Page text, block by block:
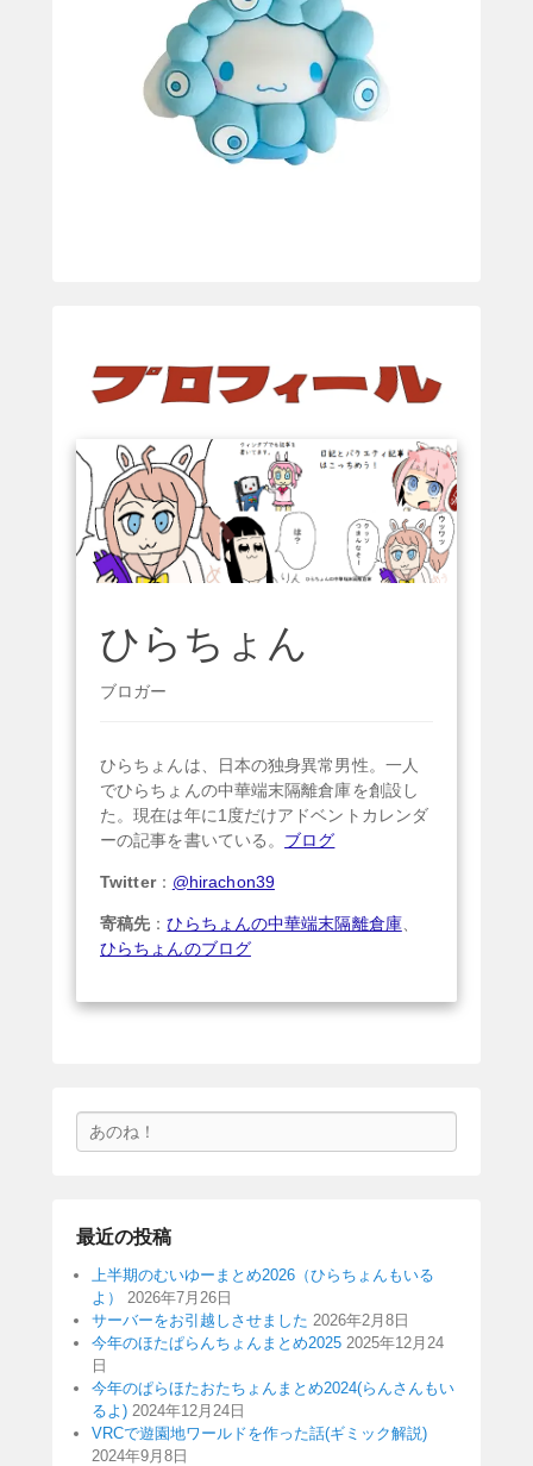
ひらちょん
ブロガー
ひらちょんは、日本の独身異常男性。一人
でひらちょんの中華端末隔離倉庫を創設し
た。現在は年に1度だけアドベントカレンダ
ーの記事を書いている。 ブログ
Twitter： @hirachon39
寄稿先 ：ひらちょんの中華端末隔離倉庫、
ひらちょんのブログ
索
最近の投稿
上半期のむいゆーまとめ2026（ひらちょんもいる
よ）
2026年7月26日
サーバーをお引越しさせました 2026年2月8日
今年のほたぱらんちょんまとめ2025 2025年12月24
日
今年のぱらほたおたちょんまとめ2024(らんさんもい
るよ) 2024年12月24日
VRCで遊園地ワールドを作った話(ギミック解説)
2024年9月8日